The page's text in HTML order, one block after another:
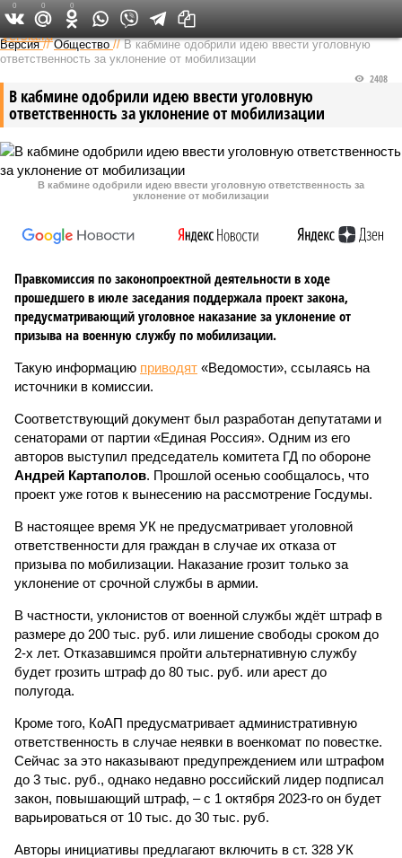
Федеральный выпуск
Версия //Общество //В кабмине одобрили идею ввести уголовную
ответственность за уклонение от мобилизации
В кабмине одобрили идею ввести уголовную
ответственность за уклонение от мобилизации
2408
В кабмине одобрили идею ввести уголовную ответственность за
уклонение от мобилизации
Правкомиссия по законопроектной деятельности в ходе
прошедшего в июле заседания поддержала проект закона,
предусматривающий уголовное наказание за уклонение от
призыва на военную службу по мобилизации.
Такую информацию приводят «Ведомости», ссылаясь на
источники в комиссии.
Соответствующий документ был разработан депутатами и
сенаторами от партии «Единая Россия». Одним из его
авторов выступил председатель комитета ГД по обороне
Андрей Картаполов. Прошлой осенью сообщалось, что
проект уже готов к вынесению на рассмотрение Госдумы.
В настоящее время УК не предусматривает уголовной
ответственности для граждан в случае их отказа от
призыва по мобилизации. Наказание грозит только за
уклонение от срочной службы в армии.
В частности, уклонистов от военной службы ждёт штраф в
размере до 200 тыс. руб. или лишение свободы сроком до
2-х лет. Отказавшимся пройти альтернативную службу
будет грозить штраф до 80 тыс. руб. или арест до
полугода.
Кроме того, КоАП предусматривает административную
ответственность в случае неявки в военкомат по повестке.
Сейчас за это наказывают предупреждением или штрафом
до 3 тыс. руб., однако недавно российский лидер подписал
закон, повышающий штраф, – с 1 октября 2023-го он будет
варьироваться от 10 тыс. до 30 тыс. руб.
Авторы инициативы предлагают включить в ст. 328 УК
0 0 0